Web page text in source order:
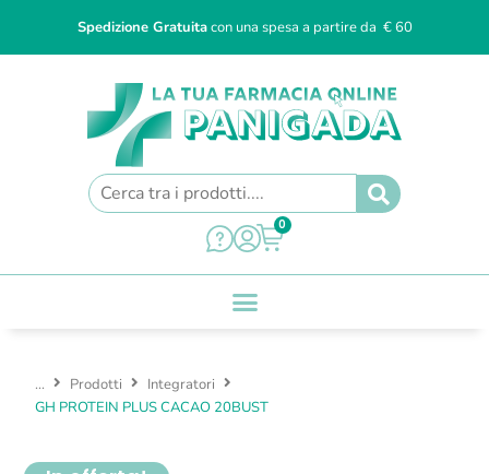
Spedizione Gratuitacon una spesa a partire da € 60
0
... Prodotti
Integratori
GH PROTEIN PLUS CACAO 20BUST